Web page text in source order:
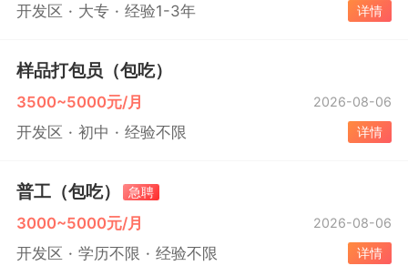
开发区 大专 经验1-3年 详情
样品打包员（包吃）
3500~5000元/月 2026-08-06
开发区 初中 经验不限 详情
普工（包吃） 急聘
3000~5000元/月 2026-08-06
开发区 学历不限 经验不限 详情